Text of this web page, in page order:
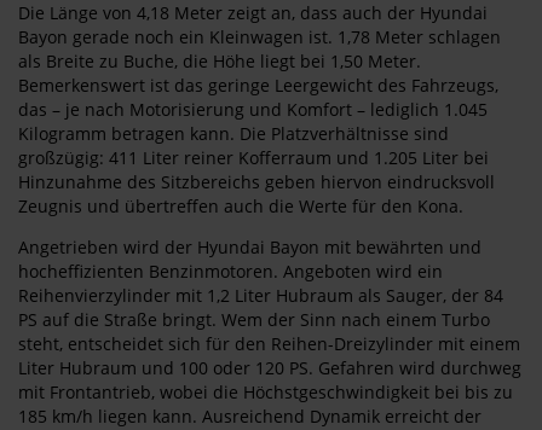
Die Länge von 4,18 Meter zeigt an, dass auch der Hyundai
Bayon gerade noch ein Kleinwagen ist. 1,78 Meter schlagen
als Breite zu Buche, die Höhe liegt bei 1,50 Meter.
Bemerkenswert ist das geringe Leergewicht des Fahrzeugs,
das – je nach Motorisierung und Komfort – lediglich 1.045
Kilogramm betragen kann. Die Platzverhältnisse sind
großzügig: 411 Liter reiner Kofferraum und 1.205 Liter bei
Hinzunahme des Sitzbereichs geben hiervon eindrucksvoll
Zeugnis und übertreffen auch die Werte für den Kona.
Angetrieben wird der Hyundai Bayon mit bewährten und
hocheffizienten Benzinmotoren. Angeboten wird ein
Reihenvierzylinder mit 1,2 Liter Hubraum als Sauger, der 84
PS auf die Straße bringt. Wem der Sinn nach einem Turbo
steht, entscheidet sich für den Reihen-Dreizylinder mit einem
Liter Hubraum und 100 oder 120 PS. Gefahren wird durchweg
mit Frontantrieb, wobei die Höchstgeschwindigkeit bei bis zu
185 km/h liegen kann. Ausreichend Dynamik erreicht der